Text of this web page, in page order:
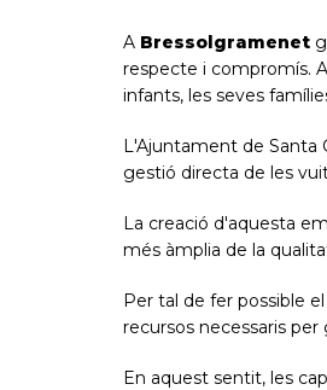
A Bressolgramenet
respecte i compromís.
infants, les seves
L'Ajuntament de Santa
gestió directa de les
La creació d'aquesta
més àmplia de la
Per tal de fer possible
recursos necessaris
En aquest sentit, les